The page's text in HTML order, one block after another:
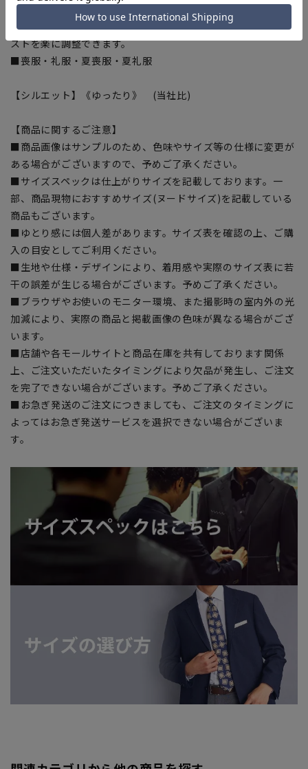
ウエストサイズの実寸からプラス約3cm、マイナス約3cmスラ
イドするアジャスターを採用。軽くてスムーズに可動し、ウエ
ストを楽に調整できます。
■喪服・礼服・夏喪服・夏礼服
【シルエット】《ゆったり》 (当社比)
【商品に関するご注意】
■商品画像はサンプルのため、色味やサイズ等の仕様に変更が
ある場合がございますので、予めご了承ください。
■サイズスペックは仕上がりサイズを記載しております。一
部、商品現物におすすめサイズ(ヌードサイズ)を記載している
商品もございます。
■ゆとり感には個人差があります。サイズ表を確認の上、ご購
入の目安としてご利用ください。
■生地や仕様・デザインにより、着用感や実際のサイズ表に若
干の誤差が生じる場合がございます。予めご了承ください。
■ブラウザやお使いのモニター環境、また撮影時の室内外の光
加減により、実際の商品と掲載画像の色味が異なる場合がござ
います。
■店舗や各モールサイトと商品在庫を共有しております関係
上、ご注文いただいたタイミングにより欠品が発生し、ご注文
を完了できない場合がございます。予めご了承ください。
■お急ぎ発送のご注文につきましても、ご注文のタイミングに
よってはお急ぎ発送サービスを選択できない場合がございま
す。